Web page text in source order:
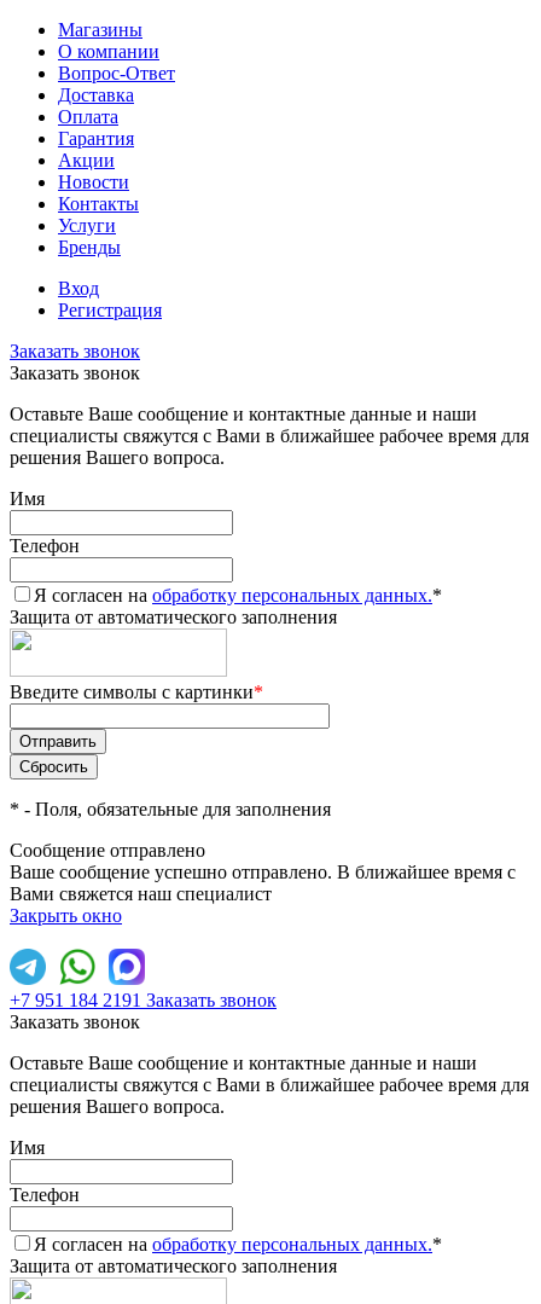
Магазины
О компании
Вопрос-Ответ
Доставка
Оплата
Гарантия
Акции
Новости
Контакты
Услуги
Бренды
Вход
Регистрация
Заказать звонок
Заказать звонок
Оставьте Ваше сообщение и контактные данные и наши
специалисты свяжутся с Вами в ближайшее рабочее время для
решения Вашего вопроса.
Имя
Телефон
Я согласен на обработку персональных данных.*
Защита от автоматического заполнения
Введите символы с картинки*
* - Поля, обязательные для заполнения
Сообщение отправлено
Ваше сообщение успешно отправлено. В ближайшее время с
Вами свяжется наш специалист
Закрыть окно
+7 951 184 2191 Заказать звонок
Заказать звонок
Оставьте Ваше сообщение и контактные данные и наши
специалисты свяжутся с Вами в ближайшее рабочее время для
решения Вашего вопроса.
Имя
Телефон
Я согласен на обработку персональных данных.*
Защита от автоматического заполнения